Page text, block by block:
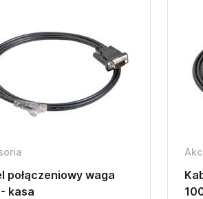
połączeniowy waga
- kasa